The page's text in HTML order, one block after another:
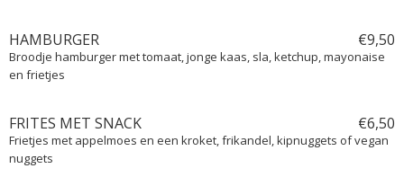
HAMBURGER €9,50
Broodje hamburger met tomaat, jonge kaas, sla, ketchup, mayonaise
en frietjes
FRITES MET SNACK €6,50
Frietjes met appelmoes en een kroket, frikandel, kipnuggets of vegan
nuggets